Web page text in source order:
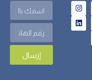
إرسال